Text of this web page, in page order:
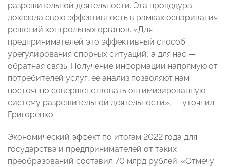
разрешительной деятельности. Эта процедура
доказала свою эффективность в рамках оспаривания
решений контрольных органов. «Для
предпринимателей это эффективный способ
урегулирования спорных ситуаций, а для нас —
обратная связь. Получение информации напрямую от
потребителей услуг, ее анализ позволяют нам
постоянно совершенствовать оптимизированную
систему разрешительной деятельности», — уточнил
Григоренко.
Экономический эффект по итогам 2022 года для
государства и предпринимателей от таких
преобразований составил 70 млрд рублей. «Отмечу